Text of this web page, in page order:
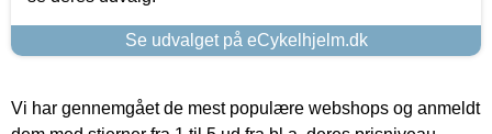
Se udvalget på eCykelhjelm.dk
Vi har gennemgået de mest populære webshops og anmeldt